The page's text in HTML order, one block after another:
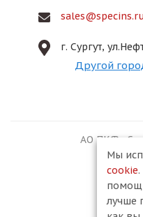
г. Сургут,
Другой
АО ПКФ
Мы
cookie.
лучше